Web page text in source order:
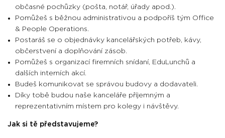
občasné pochůzky (pošta, notář, úřady apod.).
Pomůžeš s běžnou administrativou a podpoříš tým Office
& People Operations.
Postaráš se o objednávky kancelářských potřeb, kávy,
občerstvení a doplňování zásob.
Pomůžeš s organizací firemních snídaní, EduLunchů a
dalších interních akcí.
Budeš komunikovat se správou budovy a dodavateli.
Díky tobě budou naše kanceláře příjemným a
reprezentativním místem pro kolegy i návštěvy.
Jak si tě představujeme?